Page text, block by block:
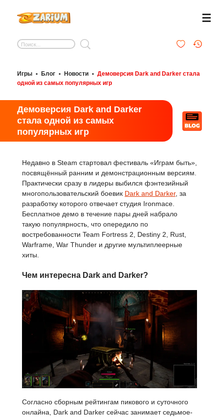
Игры • Блог • Новости • Демоверсия Dark and Darker стала
одной из самых популярных игр
Демоверсия Dark and Darker
стала одной из самых
популярных игр
Недавно в Steam стартовал фестиваль «Играм быть»,
посвящённый ранним и демонстрационным версиям.
Практически сразу в лидеры выбился фэнтезийный
многопользовательский боевик Dark and Darker, за
разработку которого отвечает студия Ironmace.
Бесплатное демо в течение пары дней набрало
такую популярность, что опередило по
востребованности Team Fortress 2, Destiny 2, Rust,
Warframe, War Thunder и другие мультиплеерные
хиты.
Чем интересна Dark and Darker?
Согласно сборным рейтингам пикового и суточного
онлайна, Dark and Darker сейчас занимает седьмое-